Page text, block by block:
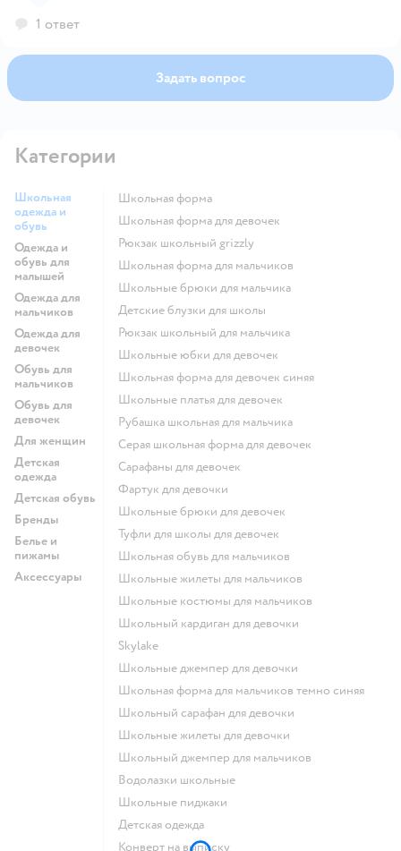
1 ответ
Задать вопрос
Категории
Школьная
одежда и
обувь
Одежда и
обувь для
малышей
Одежда для
мальчиков
Одежда для
девочек
Обувь для
мальчиков
Обувь для
девочек
Для женщин
Детская
одежда
Детская обувь
Бренды
Белье и
пижамы
Аксессуары
Школьная форма
Школьная форма для девочек
Рюкзак школьный grizzly
Школьная форма для мальчиков
Школьные брюки для мальчика
Детские блузки для школы
Рюкзак школьный для мальчика
Школьные юбки для девочек
Школьная форма для девочек синяя
Школьные платья для девочек
Рубашка школьная для мальчика
Серая школьная форма для девочек
Сарафаны для девочек
Фартук для девочки
Школьные брюки для девочек
Туфли для школы для девочек
Школьная обувь для мальчиков
Школьные жилеты для мальчиков
Школьные костюмы для мальчиков
Школьный кардиган для девочки
Skylake
Школьные джемпер для девочки
Школьная форма для мальчиков темно синяя
Школьный сарафан для девочки
Школьные жилеты для девочки
Школьный джемпер для мальчиков
Водолазки школьные
Школьные пиджаки
Детская одежда
Конверт на выписку